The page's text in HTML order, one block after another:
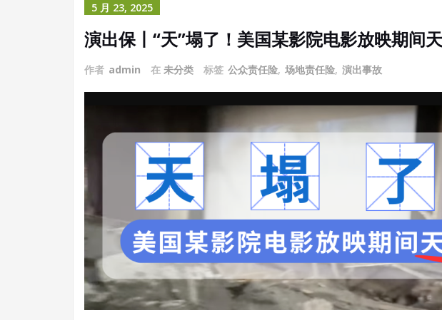
5 月 23, 2025
演出保丨“天”塌了！美国某影院电影放映期间
作者 admin 在 未分类 标签 公众责任险, 场地责任险, 演出事故